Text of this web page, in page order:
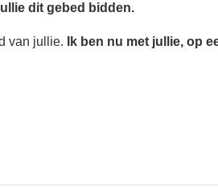
dit gebed bidden.
van jullie. Ik ben nu met jullie, op